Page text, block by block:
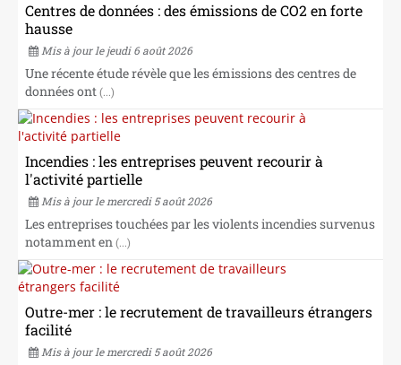
Centres de données : des émissions de CO2 en forte
hausse
Mis à jour le jeudi 6 août 2026
Une récente étude révèle que les émissions des centres de
données ont (...)
Incendies : les entreprises peuvent recourir à
l'activité partielle
Mis à jour le mercredi 5 août 2026
Les entreprises touchées par les violents incendies survenus
notamment en (...)
Outre-mer : le recrutement de travailleurs étrangers
facilité
Mis à jour le mercredi 5 août 2026